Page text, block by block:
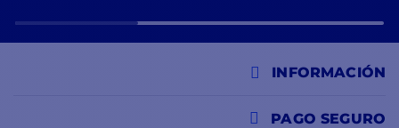
INFORMACIÓN
PAGO SEGURO